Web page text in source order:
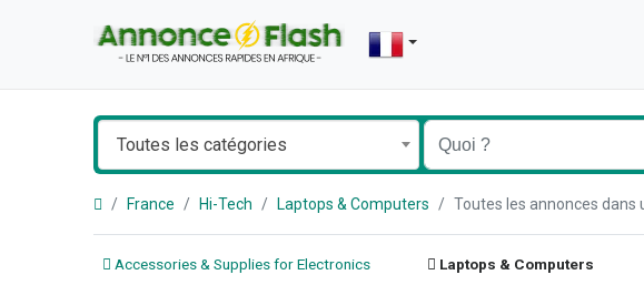
Toutes les catégories
France Hi-Tech Laptops & Computers Toutes les annonces dans
Accessories & Supplies for Electronics Laptops & Computers